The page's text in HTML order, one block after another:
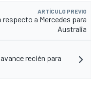
ARTÍCULO PREVIO
a Mercedes para
Australia
recién para